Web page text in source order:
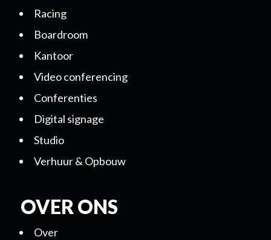
Racing
Boardroom
Kantoor
Video conferencing
Conferenties
Digital signage
Studio
Verhuur & Opbouw
OVER ONS
Over